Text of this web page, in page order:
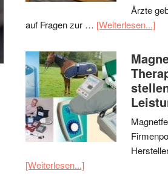
Ärzte
auf Fragen zur … [Weiterlesen...]
[Weiterlesen...]